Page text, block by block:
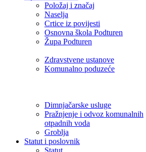
Položaj i značaj
Naselja
Crtice iz povijesti
Osnovna škola Podturen
Župa Podturen
Zdravstvene ustanove
Komunalno poduzeće
Dimnjačarske usluge
Pražnjenje i odvoz komunalnih
otpadnih voda
Groblja
Statut i poslovnik
Statut